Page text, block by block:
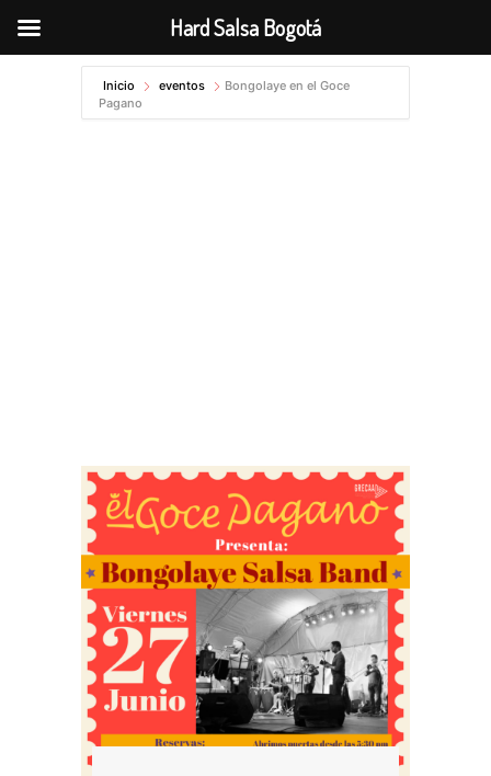
contenido
Inicio eventos
Bongolaye en el Goce
Pagano
Hard Salsa Bogotá